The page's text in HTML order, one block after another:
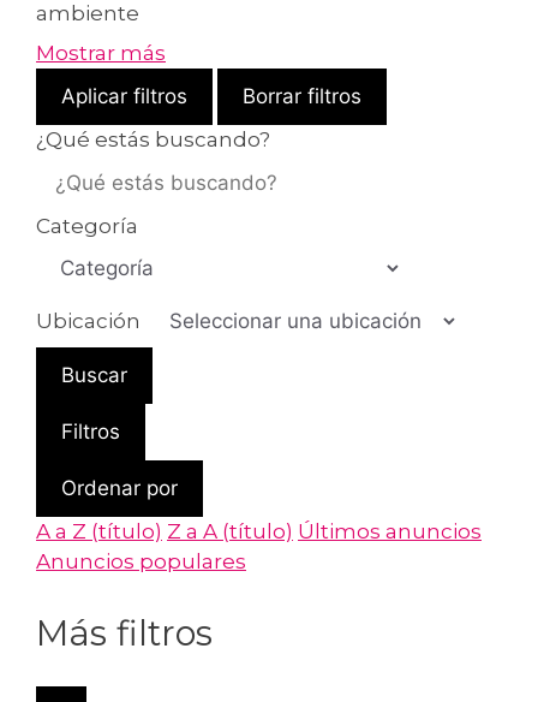
ambiente
Mostrar más
Aplicar filtros
Borrar filtros
¿Qué estás buscando?
Categoría
Ubicación
Buscar
Filtros
Ordenar por
A a Z (título) Z a A (título) Últimos anuncios
Anuncios populares
Más filtros